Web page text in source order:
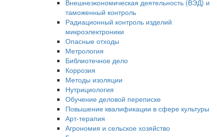
Внешнеэкономическая деятельность (ВЭД) и
таможенный контроль
Радиационный контроль изделий
микроэлектроники
Опасные отходы
Метрология
Библиотечное дело
Коррозия
Методы изоляции
Нутрициология
Обучение деловой переписке
Повышение квалификации в сфере культуры
Арт-терапия
Агрономия и сельское хозяйство